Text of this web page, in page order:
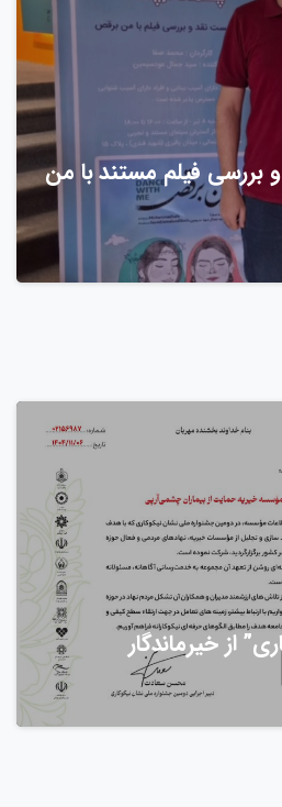
بررسی فیلم مستند با من
از خیرماندگار